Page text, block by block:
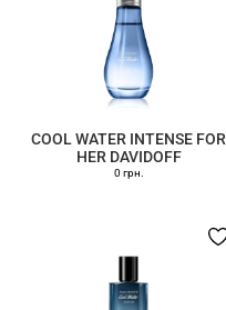
COOL WATER INTENSE FOR
HER DAVIDOFF
0 грн.